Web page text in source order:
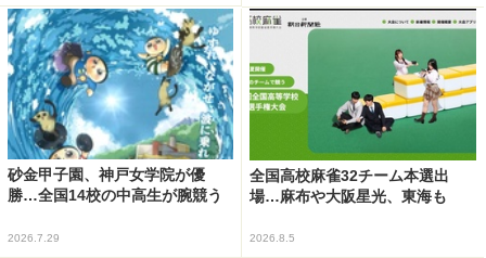
砂金甲子園、神戸女学院が優
勝…全国14校の中高生が腕競う
2026.7.29
全国高校麻雀32チーム本選出
場…麻布や大阪星光、東海も
2026.8.5